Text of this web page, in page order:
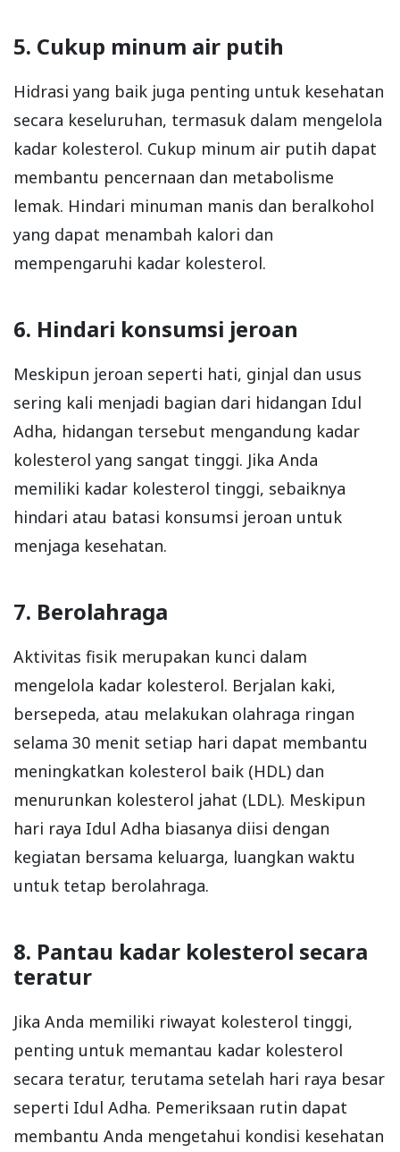
5. Cukup minum air putih
Hidrasi yang baik juga penting untuk kesehatan
secara keseluruhan, termasuk dalam mengelola
kadar kolesterol. Cukup minum air putih dapat
membantu pencernaan dan metabolisme
lemak. Hindari minuman manis dan beralkohol
yang dapat menambah kalori dan
mempengaruhi kadar kolesterol.
6. Hindari konsumsi jeroan
Meskipun jeroan seperti hati, ginjal dan usus
sering kali menjadi bagian dari hidangan Idul
Adha, hidangan tersebut mengandung kadar
kolesterol yang sangat tinggi. Jika Anda
memiliki kadar kolesterol tinggi, sebaiknya
hindari atau batasi konsumsi jeroan untuk
menjaga kesehatan.
7. Berolahraga
Aktivitas fisik merupakan kunci dalam
mengelola kadar kolesterol. Berjalan kaki,
bersepeda, atau melakukan olahraga ringan
selama 30 menit setiap hari dapat membantu
meningkatkan kolesterol baik (HDL) dan
menurunkan kolesterol jahat (LDL). Meskipun
hari raya Idul Adha biasanya diisi dengan
kegiatan bersama keluarga, luangkan waktu
untuk tetap berolahraga.
8. Pantau kadar kolesterol secara
teratur
Jika Anda memiliki riwayat kolesterol tinggi,
penting untuk memantau kadar kolesterol
secara teratur, terutama setelah hari raya besar
seperti Idul Adha. Pemeriksaan rutin dapat
membantu Anda mengetahui kondisi kesehatan